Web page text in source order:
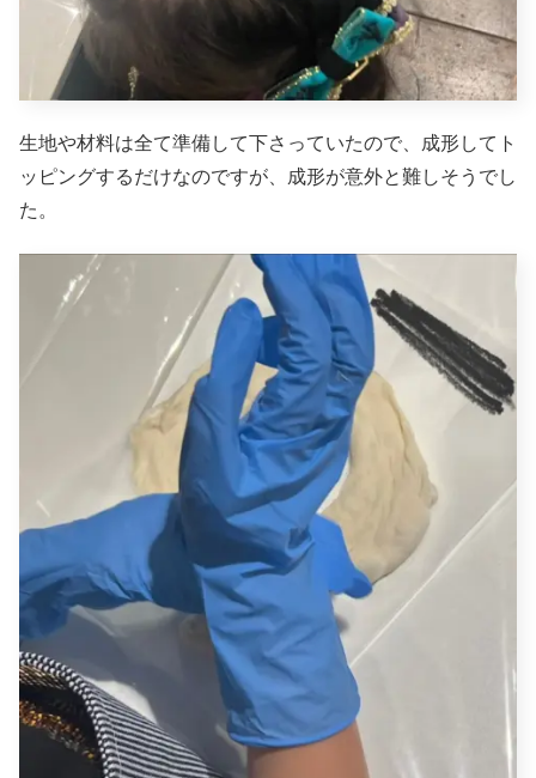
生地や材料は全て準備して下さっていたので、成形してト
ッピングするだけなのですが、成形が意外と難しそうでし
た。